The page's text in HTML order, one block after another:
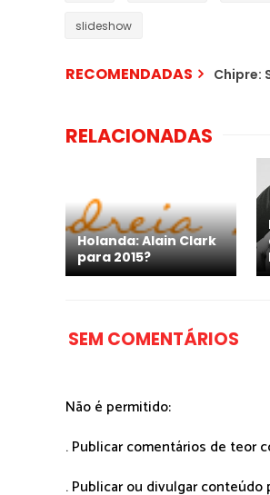
slideshow
RECOMENDADAS Chipre:
RELACIONADAS
Holanda: Alain Clark
para 2015?
SEM COMENTÁRIOS
Não é permitido:
. Publicar comentários de teor
. Publicar ou divulgar conteúdo